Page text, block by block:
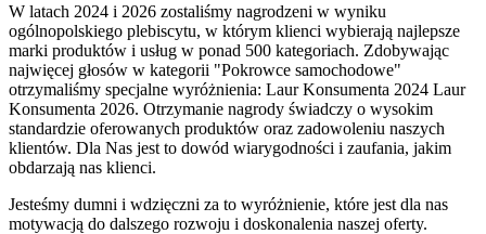
W latach 2024 i 2026 zostaliśmy nagrodzeni w wyniku
ogólnopolskiego plebiscytu, w którym klienci wybierają najlepsze
marki produktów i usług w ponad 500 kategoriach. Zdobywając
najwięcej głosów w kategorii "Pokrowce samochodowe"
otrzymaliśmy specjalne wyróżnienia: Laur Konsumenta 2024 Laur
Konsumenta 2026. Otrzymanie nagrody świadczy o wysokim
standardzie oferowanych produktów oraz zadowoleniu naszych
klientów. Dla Nas jest to dowód wiarygodności i zaufania, jakim
obdarzają nas klienci.
Jesteśmy dumni i wdzięczni za to wyróżnienie, które jest dla nas
motywacją do dalszego rozwoju i doskonalenia naszej oferty.